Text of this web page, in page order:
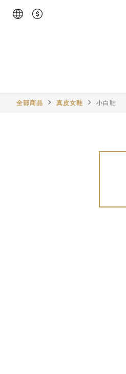
全部商品 真皮女鞋 小白鞋